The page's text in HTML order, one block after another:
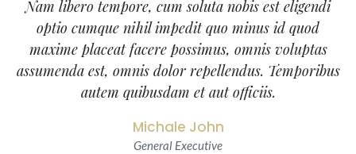
Nam libero tempore, cum soluta nobis est eligendi
optio cumque nihil impedit quo minus id quod
maxime placeat facere possimus, omnis voluptas
assumenda est, omnis dolor repellendus. Temporibus
autem quibusdam et aut officiis.
Michale John
General Executive